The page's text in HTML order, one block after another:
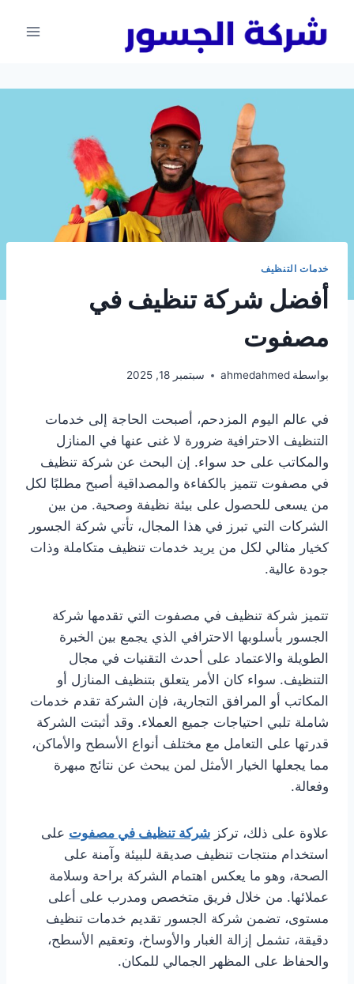
خدمات التنظيف
أفضل شركة تنظيف في
مصفوت
بواسطة ahmedahmed سبتمبر 18, 2025
في عالم اليوم المزدحم، أصبحت الحاجة إلى خدمات
التنظيف الاحترافية ضرورة لا غنى عنها في المنازل
والمكاتب على حد سواء. إن البحث عن شركة تنظيف
في مصفوت تتميز بالكفاءة والمصداقية أصبح مطلبًا لكل
من يسعى للحصول على بيئة نظيفة وصحية. من بين
الشركات التي تبرز في هذا المجال، تأتي شركة الجسور
كخيار مثالي لكل من يريد خدمات تنظيف متكاملة وذات
جودة عالية.
تتميز شركة تنظيف في مصفوت التي تقدمها شركة
الجسور بأسلوبها الاحترافي الذي يجمع بين الخبرة
الطويلة والاعتماد على أحدث التقنيات في مجال
التنظيف. سواء كان الأمر يتعلق بتنظيف المنازل أو
المكاتب أو المرافق التجارية، فإن الشركة تقدم خدمات
شاملة تلبي احتياجات جميع العملاء. وقد أثبتت الشركة
قدرتها على التعامل مع مختلف أنواع الأسطح والأماكن،
مما يجعلها الخيار الأمثل لمن يبحث عن نتائج مبهرة
وفعالة.
علاوة على ذلك، تركز شركة تنظيف في مصفوت على
استخدام منتجات تنظيف صديقة للبيئة وآمنة على
الصحة، وهو ما يعكس اهتمام الشركة براحة وسلامة
عملائها. من خلال فريق متخصص ومدرب على أعلى
مستوى، تضمن شركة الجسور تقديم خدمات تنظيف
دقيقة، تشمل إزالة الغبار والأوساخ، وتعقيم الأسطح،
والحفاظ على المظهر الجمالي للمكان.